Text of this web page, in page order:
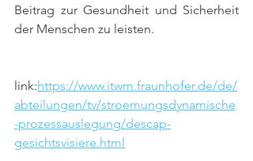
Beitrag zur Gesundheit und Sicherheit
der Menschen zu leisten.
link:https://www.itwm.fraunhofer.de/de/
abteilungen/tv/stroemungsdynamische
-prozessauslegung/descap-
gesichtsvisiere.html